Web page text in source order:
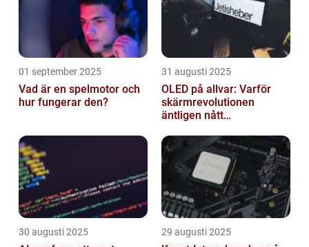
01 september 2025
Vad är en spelmotor och
hur fungerar den?
31 augusti 2025
OLED på allvar: Varför
skärmrevolutionen
äntligen nått
30 augusti 2025 29 augusti 2025